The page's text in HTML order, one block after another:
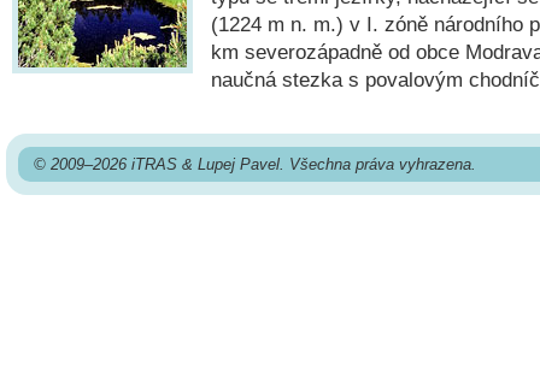
(1224 m n. m.) v I. zóně národního
km severozápadně od obce
naučná stezka s povalovým
© 2009–2026 iTRAS & Lupej Pavel. Všechna práva vyhrazena.